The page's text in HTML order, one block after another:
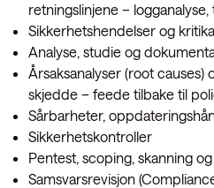
retningslinjene –
Sikkerhetshendelser og
Analyse, studie og
Årsaksanalyser (root
skjedde – feede tilbake til
Sårbarheter,
Sikkerhetskontroller
Pentest, scoping, skanning
Samsvarsrevisjon